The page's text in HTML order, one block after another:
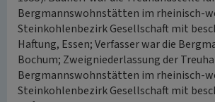
Bergmannswohnstätten im rheinisch-
Steinkohlenbezirk Gesellschaft mit
Haftung, Essen; Verfasser war die
Bochum; Zweigniederlassung der
Bergmannswohnstätten im rheinisch-
Steinkohlenbezirk Gesellschaft mit